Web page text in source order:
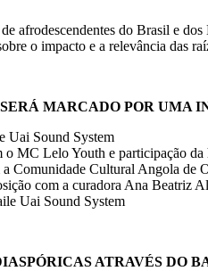
afrodescendentes do Brasil e
o impacto e a relevância das
MARCADO POR UMA
Uai Sound System
o MC Lelo Youth e participação
Comunidade Cultural Angola de
com a curadora Ana Beatriz
Uai Sound System
ATRAVÉS DO